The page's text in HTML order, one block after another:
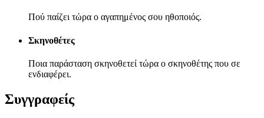
Πού παίζει τώρα ο αγαπημένος σου ηθοποιός.
Σκηνοθέτες
Ποια παράσταση σκηνοθετεί τώρα ο σκηνοθέτης που σε
ενδιαφέρει.
Συγγραφείς